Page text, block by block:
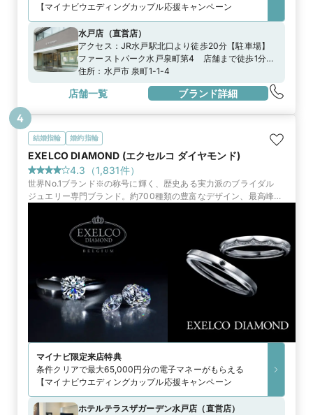
【マイナビウエディングカップル応援キャンペーン
水戸店 （直営店）
アクセス： JR水戸駅北口より徒歩20分【駐車場】
ファーストパーク水戸泉町第4 店舗まで徒歩1分未
満京成百貨店本館駐車場 店舗まで徒歩2分タイムズ
水戸泉町 店舗まで徒歩3分泉町駐車場(タイムズ地
下駐車場) 店舗まで徒歩3分タイムズ水戸泉町第2
で、駐車券をスタッフにお渡しください。
住所： 水戸市 泉町1-1-4
店舗一覧 ブランド詳細
結婚指輪 婚約指輪
EXELCO DIAMOND (エクセルコ ダイヤモンド)
4.3 （1,831件）
世界No.1ブランド※の称号に輝く、歴史ある実力派のブライダル
ジュエリー専門ブランド。約700種類の豊富なデザイン、最高峰の
マイナビ限定来店特典
条件クリアで最大65,000円分の電子マネーがもらえる
【マイナビウエディングカップル応援キャンペーン
ホテルテラスザガーデン水戸店 （直営店）
4